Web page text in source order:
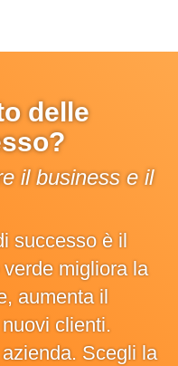
delle
il business e il
successo è il
migliora la
aumenta il
clienti.
Scegli la